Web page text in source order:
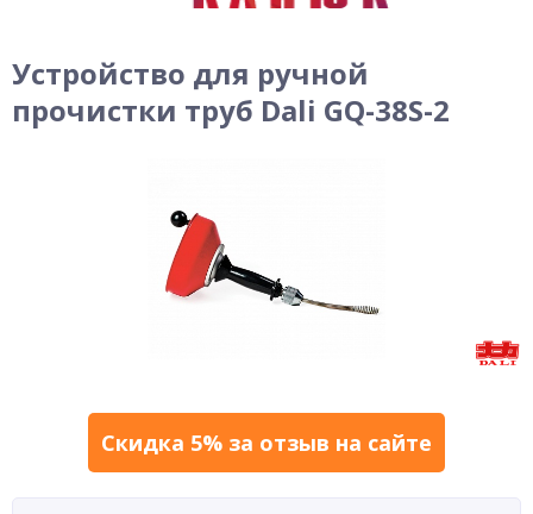
Устройство для ручной
прочистки труб Dali GQ-38S-2
Скидка 5% за отзыв на сайте